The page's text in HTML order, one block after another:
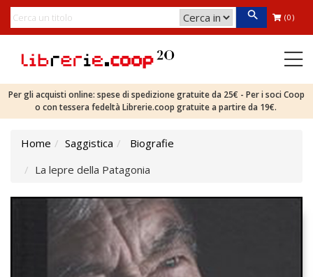
(0)
Per gli acquisti online: spese di spedizione gratuite da 25€ - Per i soci Coop
o con tessera fedeltà Librerie.coop gratuite a partire da 19€.
Home Saggistica
Biografie
La lepre della Patagonia